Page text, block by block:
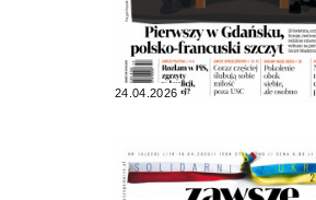
24.04.2026